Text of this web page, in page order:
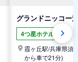
グランドニッコー
4つ星ホテル
霞ヶ丘駅/兵庫県須
から車で21分)